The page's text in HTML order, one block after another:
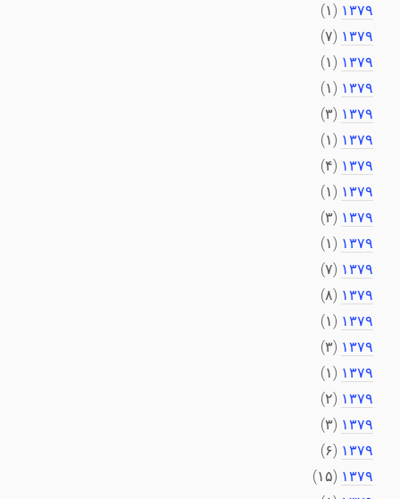
۱۳۷۹ (۱)
۱۳۷۹ (۷)
۱۳۷۹ (۱)
۱۳۷۹ (۱)
۱۳۷۹ (۳)
۱۳۷۹ (۱)
۱۳۷۹ (۴)
۱۳۷۹ (۱)
۱۳۷۹ (۳)
۱۳۷۹ (۱)
۱۳۷۹ (۷)
۱۳۷۹ (۸)
۱۳۷۹ (۱)
۱۳۷۹ (۳)
۱۳۷۹ (۱)
۱۳۷۹ (۲)
۱۳۷۹ (۳)
۱۳۷۹ (۶)
۱۳۷۹ (۱۵)